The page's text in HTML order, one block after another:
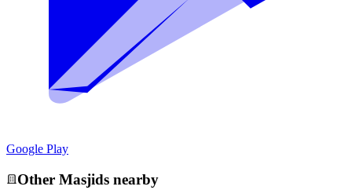
Google Play
Other Masjids nearby